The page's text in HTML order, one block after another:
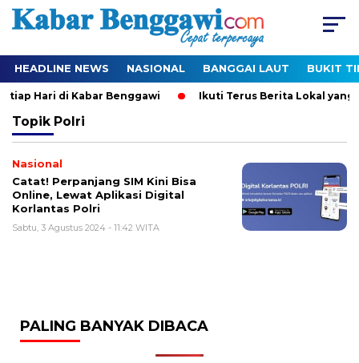
HEADLINE NEWS NASIONAL BANGGAI LAUT BUKIT
Hari di Kabar Benggawi Ikuti Terus Berita Lokal yang
Topik Polri
Nasional
Catat! Perpanjang SIM Kini Bisa
Online, Lewat Aplikasi Digital
Korlantas Polri
Sabtu, 3 Agustus 2024 - 11:42 WITA
PALING BANYAK DIBACA